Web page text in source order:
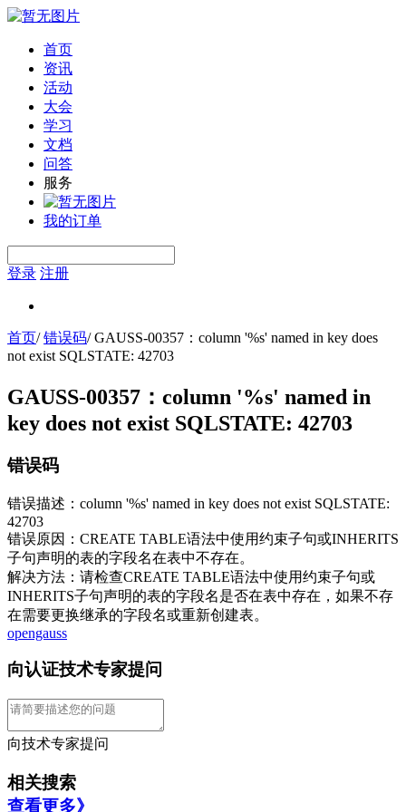
首页
资讯
活动
大会
学习
文档
问答
服务
我的订单
登录 注册
首页/错误码/GAUSS-00357：column '%s' named in key does
not exist SQLSTATE: 42703
GAUSS-00357：column '%s' named in
key does not exist SQLSTATE: 42703
错误码
错误描述：column '%s' named in key does not exist SQLSTATE:
42703
错误原因：CREATE TABLE语法中使用约束子句或INHERITS
子句声明的表的字段名在表中不存在。
解决方法：请检查CREATE TABLE语法中使用约束子句或
INHERITS子句声明的表的字段名是否在表中存在，如果不存
在需要更换继承的字段名或重新创建表。
opengauss
向认证技术专家提问
向技术专家提问
相关搜索
查看更多》